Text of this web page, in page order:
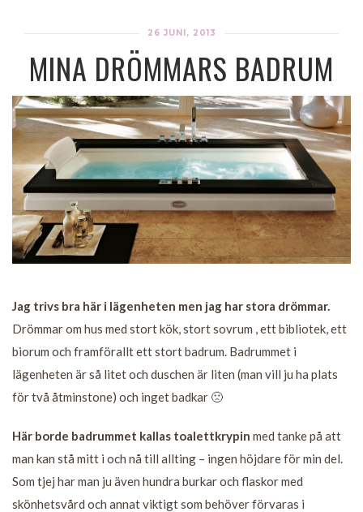
26 JUNI, 2013
MINA DRÖMMARS BADRUM
Jag trivs bra här i lägenheten men jag har stora drömmar.
Drömmar om hus med stort kök, stort sovrum , ett bibliotek, ett
biorum och framförallt ett stort badrum. Badrummet i
lägenheten är så litet och duschen är liten (man vill ju ha plats
för två åtminstone) och inget badkar 🙁
Här borde badrummet kallas toalettkrypin med tanke på att
man kan stå mitt i och nå till allting – ingen höjdare för min del.
Som tjej har man ju även hundra burkar och flaskor med
skönhetsvård och annat viktigt som behöver förvaras i